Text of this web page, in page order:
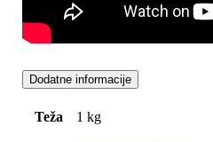
Dodatne informacije
Teža 1 kg